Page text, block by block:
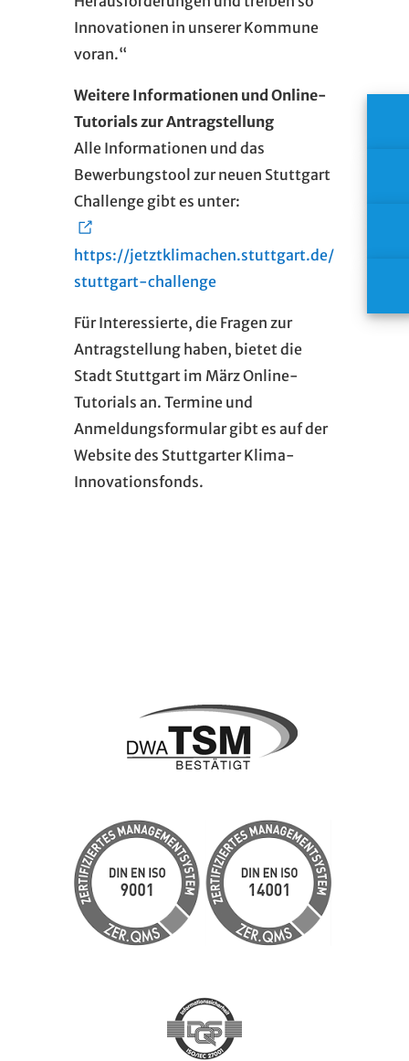
Innovationen in unserer Kommune
voran.“
Weitere Informationen und Online-
Tutorials zur Antragstellung
Alle Informationen und das
Bewerbungstool zur neuen Stuttgart
Challenge gibt es unter:
https://jetztklimachen.stuttgart.de/
stuttgart-challenge
Für Interessierte, die Fragen zur
Antragstellung haben, bietet die
Stadt Stuttgart im März Online-
Tutorials an. Termine und
Anmeldungsformular gibt es auf der
Website des Stuttgarter Klima-
Innovationsfonds.